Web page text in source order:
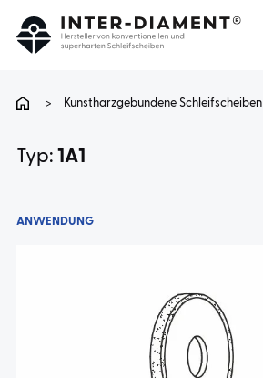
> Kunstharzgebundene Schleifscheiben
Typ: 1A1
ANWENDUNG